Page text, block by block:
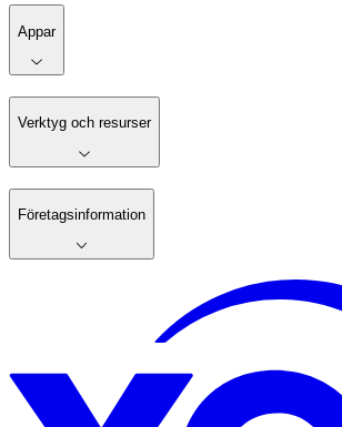
Appar
Verktyg och resurser
Företagsinformation